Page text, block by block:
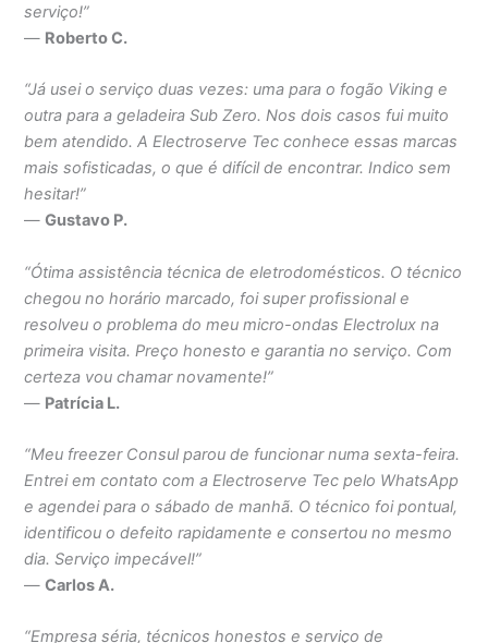
serviço!”
— Roberto C.
“Já usei o serviço duas vezes: uma para o fogão Viking e
outra para a geladeira Sub Zero. Nos dois casos fui muito
bem atendido. A Electroserve Tec conhece essas marcas
mais sofisticadas, o que é difícil de encontrar. Indico sem
hesitar!”
—Gustavo P.
“Ótima assistência técnica de eletrodomésticos. O técnico
chegou no horário marcado, foi super profissional e
resolveu o problema do meu micro-ondas Electrolux na
primeira visita. Preço honesto e garantia no serviço. Com
certeza vou chamar novamente!”
— Patrícia L.
“Meu freezer Consul parou de funcionar numa sexta-feira.
Entrei em contato com a Electroserve Tec pelo WhatsApp
e agendei para o sábado de manhã. O técnico foi pontual,
identificou o defeito rapidamente e consertou no mesmo
dia. Serviço impecável!”
—Carlos A.
“Empresa séria, técnicos honestos e serviço de